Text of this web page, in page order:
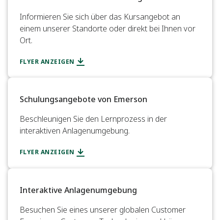
​Informieren Sie sich über das Kursangebot an
einem unserer Standorte oder direkt bei Ihnen vor
Ort.​
FLYER ANZEIGEN
Schulungsangebote von Emerson
Beschleunigen Sie den Lernprozess in der
interaktiven Anlagenumgebung.​
FLYER ANZEIGEN
Interaktive Anlagenumgebung
Besuchen Sie eines unserer globalen Customer